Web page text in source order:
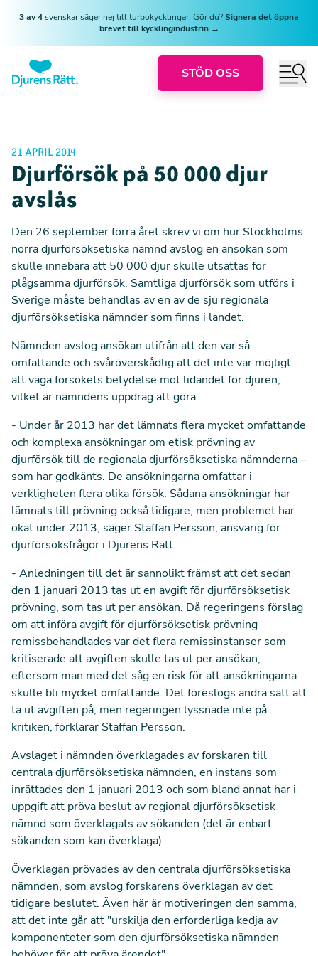
3 av 4svenskar säger nej till turbokycklingar. Gör du?Signera det öppna
brevet till kycklingindustrin →
STÖD OSS
21 APRIL 2014
Djurförsök på 50 000 djur
avslås
Den 26 september förra året skrev vi om hur Stockholms
norra djurförsöksetiska nämnd avslog en ansökan som
skulle innebära att 50 000 djur skulle utsättas för
plågsamma djurförsök. Samtliga djurförsök som utförs i
Sverige måste behandlas av en av de sju regionala
djurförsöksetiska nämnder som finns i landet.
Nämnden avslog ansökan utifrån att den var så
omfattande och svåröverskådlig att det inte var möjligt
att väga försökets betydelse mot lidandet för djuren,
vilket är nämndens uppdrag att göra.
- Under år 2013 har det lämnats flera mycket omfattande
och komplexa ansökningar om etisk prövning av
djurförsök till de regionala djurförsöksetiska nämnderna –
som har godkänts. De ansökningarna omfattar i
verkligheten flera olika försök. Sådana ansökningar har
lämnats till prövning också tidigare, men problemet har
ökat under 2013, säger Staffan Persson, ansvarig för
djurförsöksfrågor i Djurens Rätt.
- Anledningen till det är sannolikt främst att det sedan
den 1 januari 2013 tas ut en avgift för djurförsöksetisk
prövning, som tas ut per ansökan. Då regeringens förslag
om att införa avgift för djurförsöksetisk prövning
remissbehandlades var det flera remissinstanser som
kritiserade att avgiften skulle tas ut per ansökan,
eftersom man med det såg en risk för att ansökningarna
skulle bli mycket omfattande. Det föreslogs andra sätt att
ta ut avgiften på, men regeringen lyssnade inte på
kritiken, förklarar Staffan Persson.
Avslaget i nämnden överklagades av forskaren till
centrala djurförsöksetiska nämnden, en instans som
inrättades den 1 januari 2013 och som bland annat har i
uppgift att pröva beslut av regional djurförsöksetisk
nämnd som överklagats av sökanden (det är enbart
sökanden som kan överklaga).
Överklagan prövades av den centrala djurförsöksetiska
nämnden, som avslog forskarens överklagan av det
tidigare beslutet. Även här är motiveringen den samma,
att det inte går att "urskilja den erforderliga kedja av
komponenteter som den djurförsöksetiska nämnden